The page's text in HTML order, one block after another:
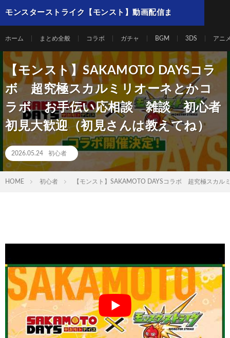
モンスターストライク【モンスト】動画配信ま
ホーム まとめ全般 コラボ ガチャ BGM 3DS アニ
【モンスト】SAKAMOTO DAYSコラ
ボ 超究極スカルミリオーネとかコ
ラボ お手伝い応相談 雑談 初心者
初見大歓迎（初見さんは教えてね）
2026.05.24 初心者
HOME 初心者 【モンスト】SAKAMOTO DAYSコラボ 超究極スカ